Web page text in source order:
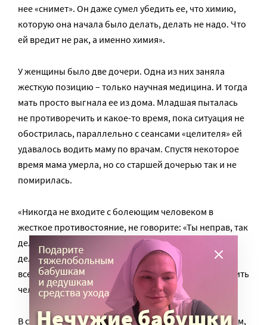
нее «снимет». Он даже сумел убедить ее, что химию,
которую она начала было делать, делать не надо. Что
ей вредит не рак, а именно химия».
У женщины было две дочери. Одна из них заняла
жесткую позицию – только научная медицина. И тогда
мать просто выгнала ее из дома. Младшая пыталась
не противоречить и какое-то время, пока ситуация не
обострилась, параллельно с сеансами «целителя» ей
удавалось водить маму по врачам. Спустя некоторое
время мама умерла, но со старшей дочерью так и не
помирилась.
«Никогда не входите с болеющим человеком в
жесткое противостояние, не говорите: «Ты неправ, так
делать нельзя, так делают только дураки, нужно
делать по-другому, и я уже разобрался как». Скорее
всего, переубедить человека вам не удастся. Заставить
человека лечиться насильно у нас нет возможности.
В ситуации, когда человек обращается к мошенникам,